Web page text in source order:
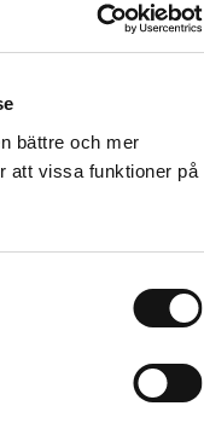
bättre och mer
att vissa funktioner på
(per